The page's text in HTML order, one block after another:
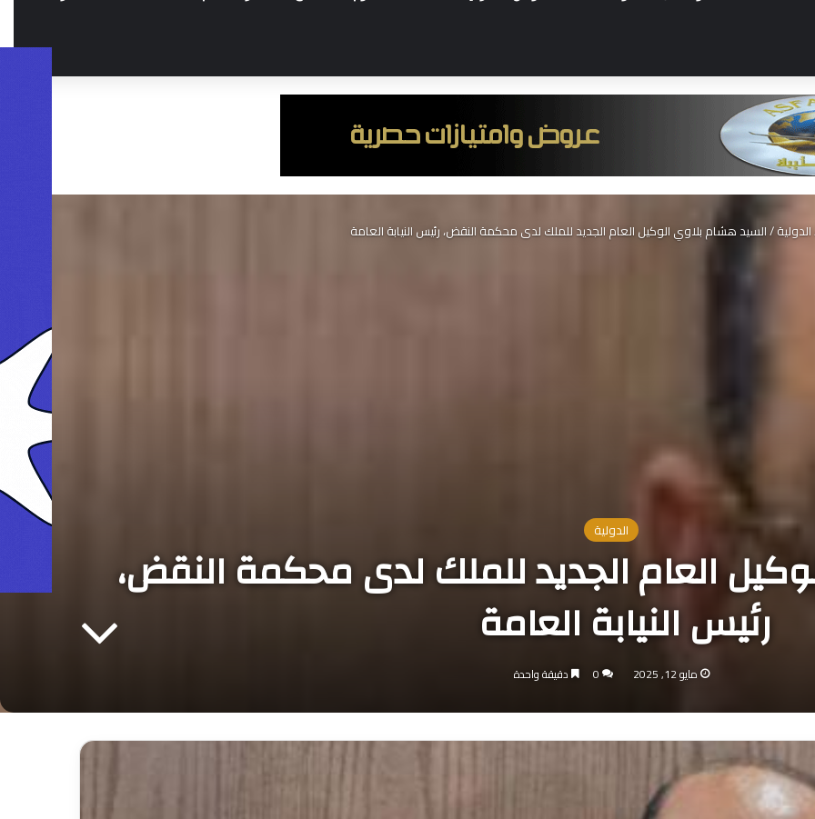
الدولية/السيد هشام بلاوي الوكيل العام الجديد للملك لدى محكمة النقض، رئيس النيابة العامة
الدولية
العام الجديد للملك لدى محكمة النقض،
رئيس النيابة العامة
مايو 12, 2025 0 دقيقة واحدة